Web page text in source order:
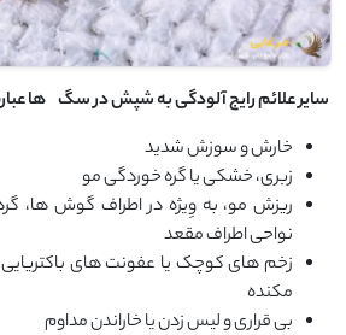
سایر علائم رایج آلودگی به شپش در سگ‌ ها
خارش و سوزش شدید
زبری، خشکی یا گره خوردگی مو
ریزش مو، به وِیژه در اطراف گوش ها،
نواحی اطراف مقعد
زخم های کوچک یا عفونت های
مکنده
بی قراری و لیس زدن یا خاراندن مداوم